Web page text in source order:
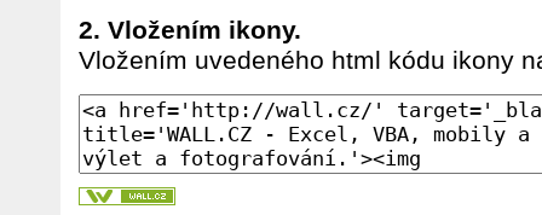
2. Vložením ikony.
Vložením uvedeného html kódu ikony